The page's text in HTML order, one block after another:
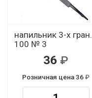
напильник 3-х гран.
100 № 3
36
Розничная цена 36